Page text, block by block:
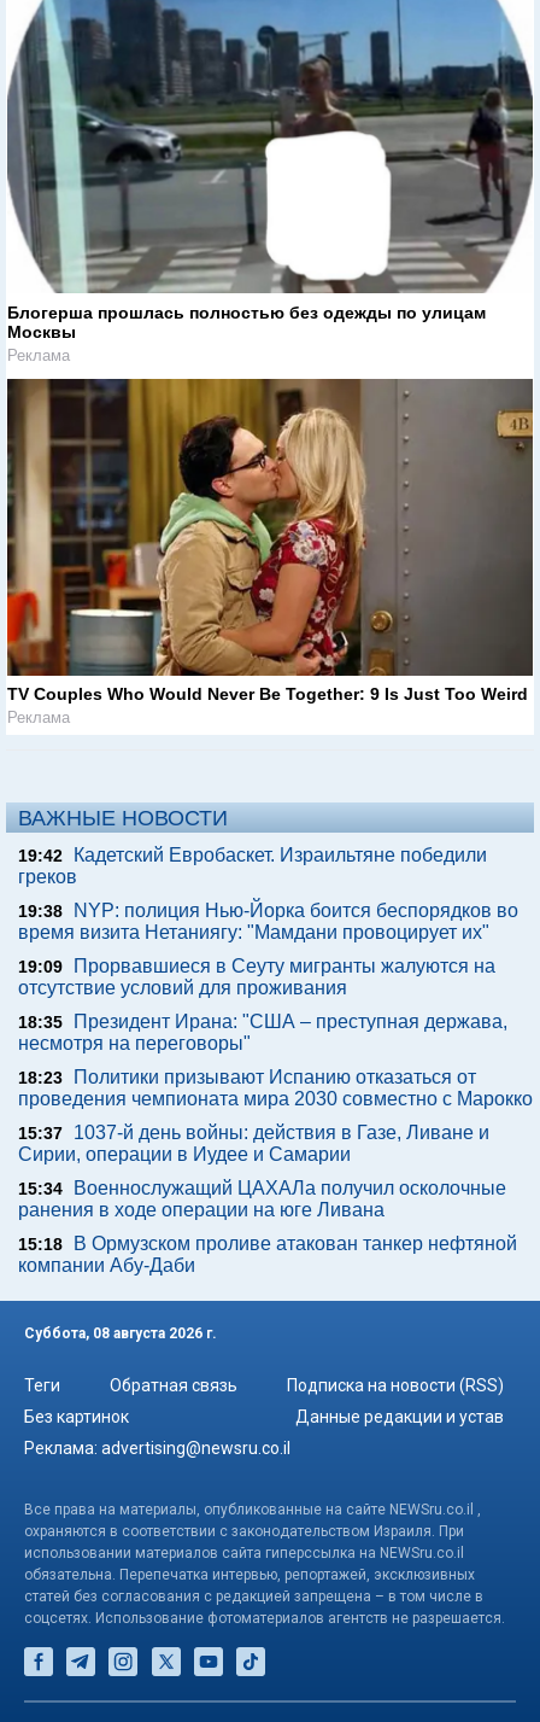
Блогерша прошлась полностью без одежды по улицам
Москвы
Реклама
TV Couples Who Would Never Be Together: 9 Is Just Too Weird
Реклама
ВАЖНЫЕ НОВОСТИ
19:42
Кадетский Евробаскет. Израильтяне победили
греков
19:38
NYP: полиция Нью-Йорка боится беспорядков во
время визита Нетаниягу: "Мамдани провоцирует их"
19:09
Прорвавшиеся в Сеуту мигранты жалуются на
отсутствие условий для проживания
18:35
Президент Ирана: "США – преступная держава,
несмотря на переговоры"
18:23
Политики призывают Испанию отказаться от
проведения чемпионата мира 2030 совместно с Марокко
15:37
1037-й день войны: действия в Газе, Ливане и
Сирии, операции в Иудее и Самарии
15:34
Военнослужащий ЦАХАЛа получил осколочные
ранения в ходе операции на юге Ливана
15:18
В Ормузском проливе атакован танкер нефтяной
компании Абу-Даби
Суббота, 08 августа 2026 г.
Теги Обратная связь
Подписка на новости (RSS)
Без картинок
Данные редакции и устав
Реклама: advertising@newsru.co.il
Все права на материалы, опубликованные на сайте NEWSru.co.il ,
охраняются в соответствии с законодательством Израиля. При
использовании материалов сайта гиперссылка на NEWSru.co.il
обязательна. Перепечатка интервью, репортажей, эксклюзивных
статей без согласования с редакцией запрещена – в том числе в
соцсетях. Использование фотоматериалов агентств не разрешается.